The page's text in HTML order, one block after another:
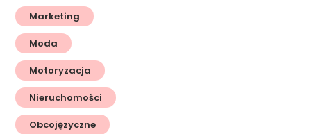
Marketing
Moda
Motoryzacja
Nieruchomości
Obcojęzyczne